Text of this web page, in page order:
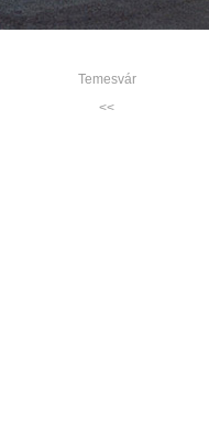
Temesvár
<<